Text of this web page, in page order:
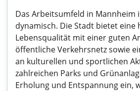
Das Arbeitsumfeld in Mannheim
dynamisch. Die Stadt bietet eine
Lebensqualität mit einer guten
öffentliche Verkehrsnetz sowie
an kulturellen und sportlichen
zahlreichen Parks und
Erholung und Entspannung ein,